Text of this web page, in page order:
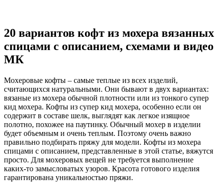
20 вариантов кофт из мохера вязанных
спицами с описанием, схемами и видео
МК
Мохеровые кофты – самые теплые из всех изделий,
считающихся натуральными. Они бывают в двух вариантах:
вязаные из мохера обычной плотности или из тонкого супер
кид мохера. Кофты из супер кид мохера, особенно если он
содержит в составе шелк, выглядят как легкое изящное
полотно, похожее на паутинку. Обычный мохер в изделии
будет объемным и очень теплым. Поэтому очень важно
правильно подбирать пряжу для модели. Кофты из мохера
спицами с описанием, представленные в этой статье, вяжутся
просто. Для мохеровых вещей не требуется выполнение
каких-то замысловатых узоров. Красота готового изделия
гарантирована уникальностью пряжи.